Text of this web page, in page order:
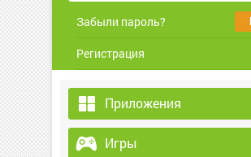
Забыли пароль?
Регистрация
Приложения
Игры